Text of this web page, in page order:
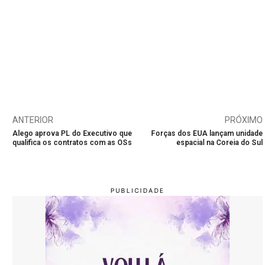
ANTERIOR
Alego aprova PL do Executivo que
qualifica os contratos com as OSs
PRÓXIMO
Forças dos EUA lançam unidade
espacial na Coreia do Sul